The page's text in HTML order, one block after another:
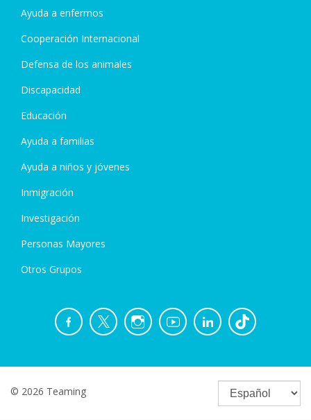
Ayuda a enfermos
Cooperación Internacional
Defensa de los animales
Discapacidad
Educación
Ayuda a familias
Ayuda a niños y jóvenes
Inmigración
Investigación
Personas Mayores
Otros Grupos
© 2026 Teaming